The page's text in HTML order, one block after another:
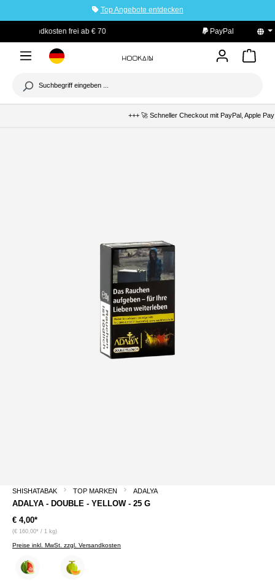
Top Angebote entdecken
PayPal Käuferschutz
+++ 🚀 Schneller Checkout mit PayPal, Apple
SHISHATABAK TOP MARKEN ADALYA
ADALYA - DOUBLE - YELLOW - 25 G
€ 4,00*
(€ 160,00* / 1 kg)
Preise inkl. MwSt. zzgl. Versandkosten